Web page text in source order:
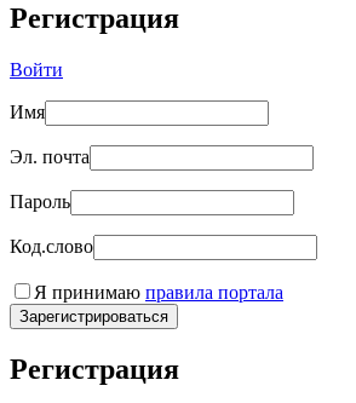
Регистрация
Войти
Имя
Эл. почта
Пароль
Код.слово
Я принимаю правила портала
Зарегистрироваться
Регистрация